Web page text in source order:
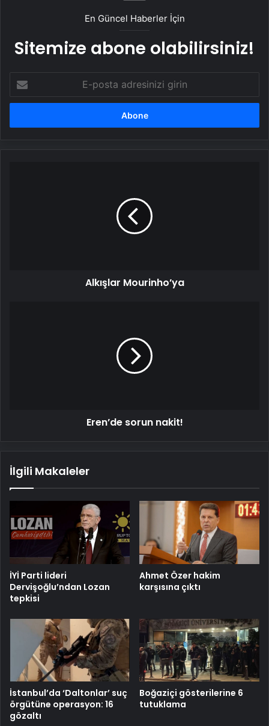
En Güncel Haberler İçin
Sitemize abone olabilirsiniz!
posta
adresinizi
Alkışlar Mourinho’ya
Eren’de sorun nakit!
İlgili Makaleler
İYİ Parti lideri
Dervişoğlu’ndan Lozan
tepkisi
Ahmet Özer hakim
karşısına çıktı
İstanbul’da ‘Daltonlar’ suç
örgütüne operasyon: 16
gözaltı
Boğaziçi gösterilerine 6
tutuklama